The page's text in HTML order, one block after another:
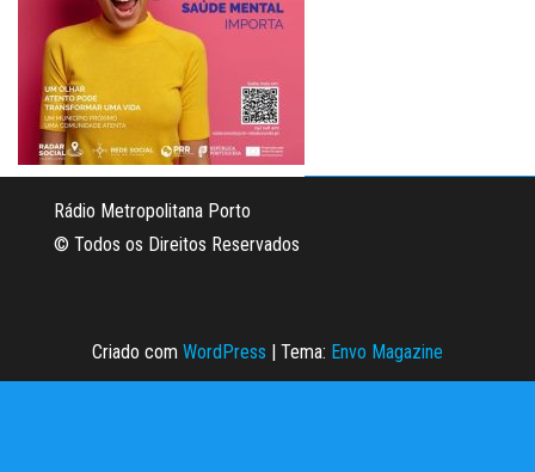
Rádio Metropolitana Porto
© Todos os Direitos Reservados
Criado com WordPress | Tema: Envo Magazine